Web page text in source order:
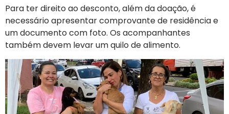
Para ter direito ao desconto, além da doação, é
necessário apresentar comprovante de residência e
um documento com foto. Os acompanhantes
também devem levar um quilo de alimento.